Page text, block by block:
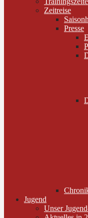
Zeitreise
Presse
Jugend
Unser